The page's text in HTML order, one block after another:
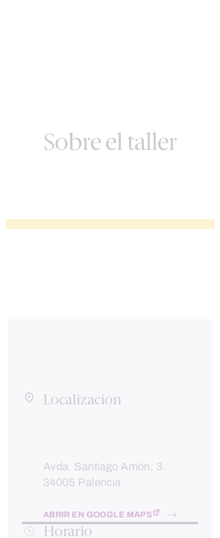
Sobre el taller
Localización
Avda. Santiago Amón, 3.
34005 Palencia
ABRIR EN GOOGLE MAPS
Horario